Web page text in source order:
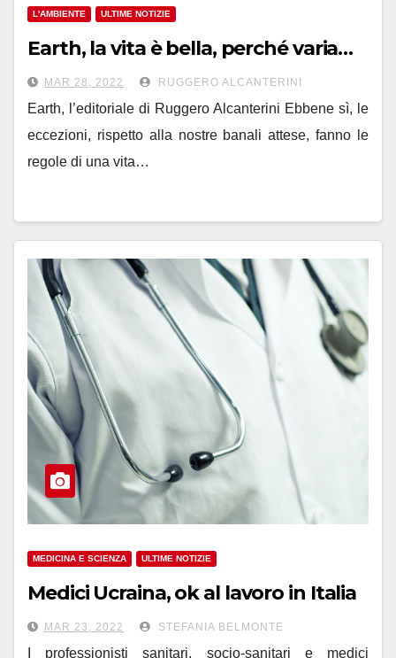
L'AMBIENTE ULTIME NOTIZIE
Earth, la vita è bella, perché varia…
MAR 28, 2022 RUGGERO ALCANTERINI
Earth, l’editoriale di Ruggero Alcanterini Ebbene sì, le
eccezioni, rispetto alla nostre banali attese, fanno le
regole di una vita…
MEDICINA E SCIENZA ULTIME NOTIZIE
Medici Ucraina, ok al lavoro in Italia
MAR 23, 2022 STEFANIA BELMONTE
I professionisti sanitari, socio-sanitari e medici